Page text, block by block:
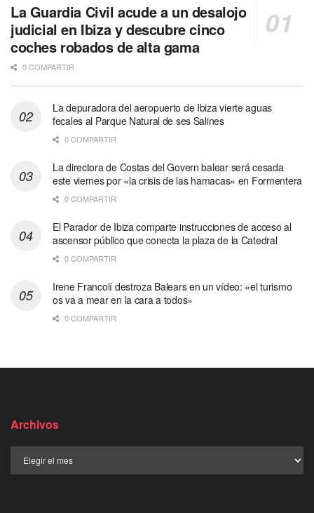
La Guardia Civil acude a un desalojo
judicial en Ibiza y descubre cinco
coches robados de alta gama
0 COMPARTIR
La depuradora del aeropuerto de Ibiza vierte aguas
fecales al Parque Natural de ses Salines
0 COMPARTIR
La directora de Costas del Govern balear será cesada
este viernes por «la crisis de las hamacas» en Formentera
0 COMPARTIR
El Parador de Ibiza comparte instrucciones de acceso al
ascensor público que conecta la plaza de la Catedral
0 COMPARTIR
Irene Francolí destroza Balears en un vídeo: «el turismo
os va a mear en la cara a todos»
0 COMPARTIR
Archivos